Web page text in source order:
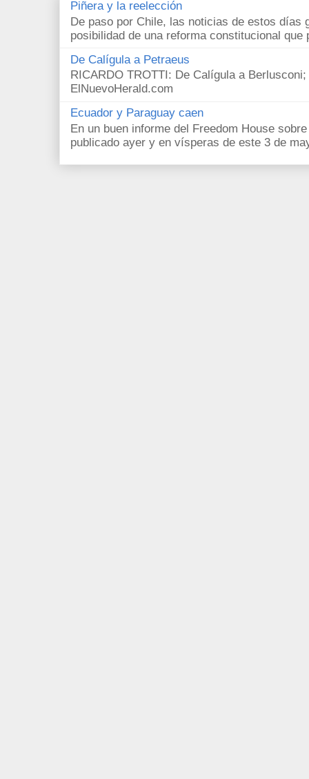
Piñera y la reelección
De paso por Chile, las noticias de estos días
posibilidad de una reforma constitucional
De Calígula a Petraeus
RICARDO TROTTI: De Calígula a
ElNuevoHerald.com
Ecuador y Paraguay caen
En un buen informe del Freedom House
publicado ayer y en vísperas de este 3 de